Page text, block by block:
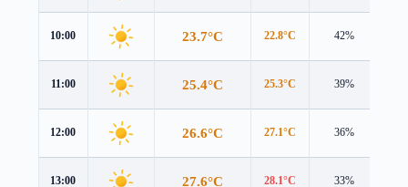
10:00 23.7°C 22.8°C 42%
11:00 25.4°C 25.3°C 39%
12:00 26.6°C 27.1°C 36%
13:00 27.6°C 28.1°C 33%